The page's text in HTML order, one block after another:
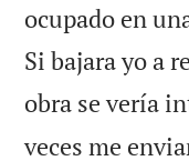
ocupado en
Si bajara yo a
obra se vería
veces me